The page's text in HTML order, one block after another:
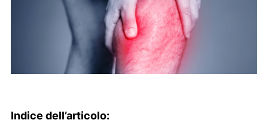
Indice dell’articolo: